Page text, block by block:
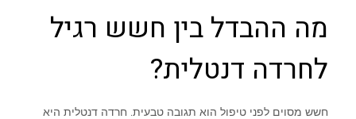
מה ההבדל בין חשש רגיל
לחרדה דנטלית?
חשש מסוים לפני טיפול הוא תגובה טבעית. חרדה דנטלית היא